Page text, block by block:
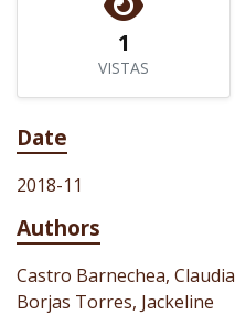
1
VISTAS
Date
2018-11
Authors
Castro Barnechea, Claudia
Borjas Torres, Jackeline